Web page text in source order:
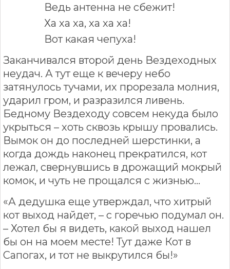
Ведь антенна не сбежит!
Ха ха ха, ха ха ха!
Вот какая чепуха!
Заканчивался второй день Вездеходных
неудач. А тут еще к вечеру небо
затянулось тучами, их прорезала молния,
ударил гром, и разразился ливень.
Бедному Вездеходу совсем некуда было
укрыться – хоть сквозь крышу провались.
Вымок он до последней шерстинки, а
когда дождь наконец прекратился, кот
лежал, свернувшись в дрожащий мокрый
комок, и чуть не прощался с жизнью…
«А дедушка еще утверждал, что хитрый
кот выход найдет, – с горечью подумал он.
– Хотел бы я видеть, какой выход нашел
бы он на моем месте! Тут даже Кот в
Сапогах, и тот не выкрутился бы!»